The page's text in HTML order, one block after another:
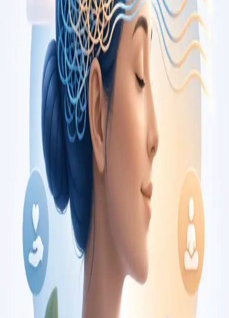
Consulta de Oncologia
Segunda opinião independente sobre diagnóstico ou plano de
tratamento oncológico, com oncologista médico registado na
Ordem dos Médicos. Apoio também em cuidados paliativos.
Saiba mais Consulta de Oncologia
Marcar consulta
Specialist
Consulta de Pediatria
Consulta com pediatra registado no Colégio de Pediatria da
Ordem dos Médicos. Avaliação especializada para condições
complexas, crónicas, e de desenvolvimento, por
videochamada.